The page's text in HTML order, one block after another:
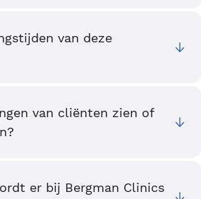
van deze
van cliënten zien of
er bij Bergman Clinics